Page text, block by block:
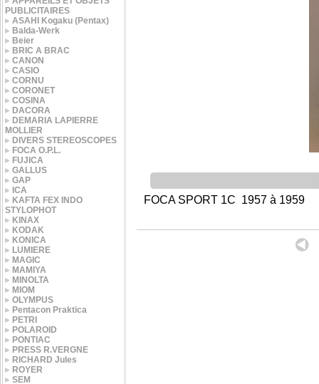
PUBLICITAIRES
ASAHI Kogaku (Pentax)
Balda-Werk
Beier
BRIC A BRAC
CANON
CASIO
CORNU
CORONET
COSINA
DACORA
DEMARIA LAPIERRE
MOLLIER
DIVERS STEREOSCOPES
FOCA O.P.L.
FUJICA
GALLUS
GAP
ICA
KAFTA FEX INDO
STYLOPHOT
KINAX
KODAK
KONICA
LUMIERE
MAGIC
MAMIYA
MINOLTA
MIOM
OLYMPUS
Pentacon Praktica
PETRI
POLAROID
PONTIAC
PRESS R.VERGNE
RICHARD Jules
ROYER
SEM
FOCA SPORT 1C 1957 à 1959